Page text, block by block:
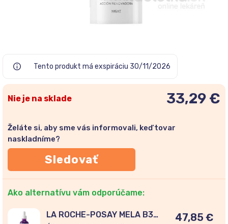
Tento produkt má exspiráciu 30/11/2026
Nie je na sklade 33,29 €
Želáte si, aby sme vás informovali, keď tovar
naskladníme?
Sledovať
Ako alternatívu vám odporúčame:
LA ROCHE-POSAY MELA B3
47,85 €